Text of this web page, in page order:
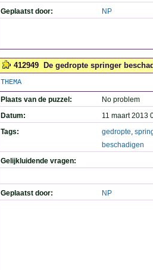
Geplaatst door: NP
412949 De gedropte springer
THEMA
Plaats van de puzzel:
No problem
Datum:
11 maart 2013
Tags:
gedropte,
beschadigen
Gelijkluidende vragen:
Geplaatst door: NP